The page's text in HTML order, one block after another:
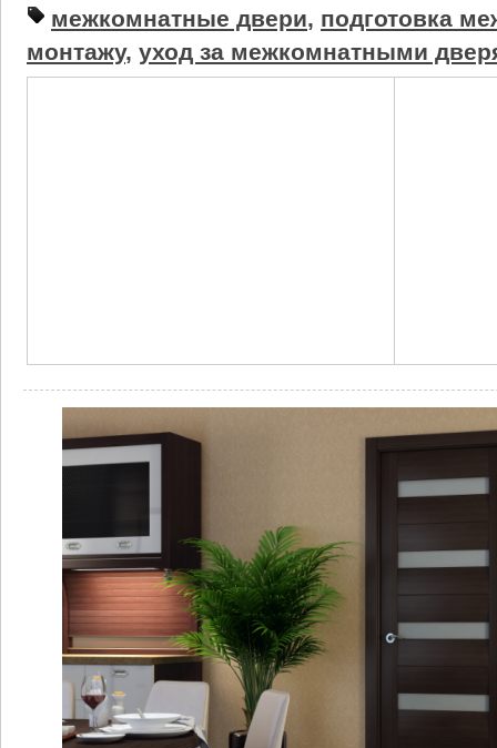
межкомнатные двери, подготовка
монтажу, уход за межкомнатными